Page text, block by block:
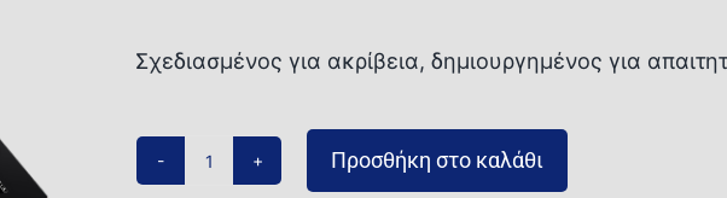
Σχεδιασμένος για ακρίβεια, δημιουργημένος για
Προσθήκη στο καλάθι